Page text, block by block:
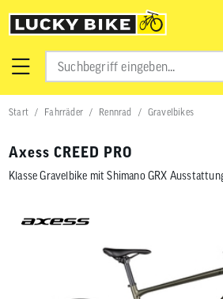
Start Fahrräder Rennrad Gravelbikes
Axess CREED PRO
Klasse Gravelbike mit Shimano GRX